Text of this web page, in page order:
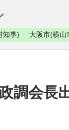
知事) 大阪市(横山
調会長